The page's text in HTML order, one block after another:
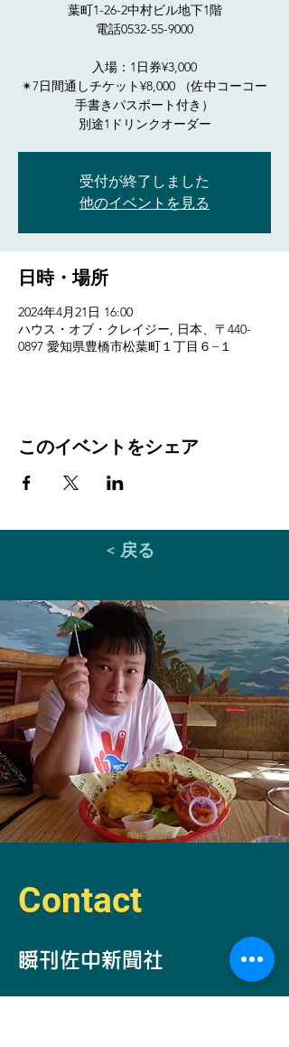
葉町1-26-2中村ビル地下1階
電話0532-55-9000
入場：1日券¥3,000
✴︎7日間通しチケット¥8,000 （佐中コーコー
手書きパスポート付き）
受付が終了しました
他のイベントを見る
日時・場所
2024年4月21日 16:00
ハウス・オブ・クレイジー, 日本、〒440-
0897 愛知県豊橋市松葉町１丁目６−１
このイベントをシェア
< 戻る
Contact
​瞬刊佐中新聞社